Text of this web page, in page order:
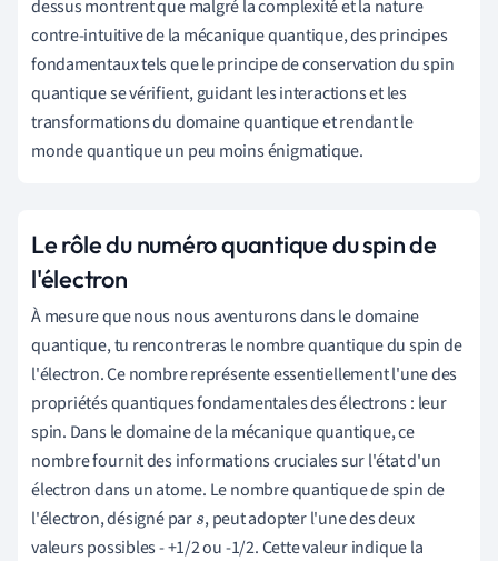
dessus montrent que malgré la complexité et la nature
contre-intuitive de la mécanique quantique, des principes
fondamentaux tels que le principe de conservation du spin
quantique se vérifient, guidant les interactions et les
transformations du domaine quantique et rendant le
monde quantique un peu moins énigmatique.
Le rôle du numéro quantique du spin de
l'électron
À mesure que nous nous aventurons dans le domaine
quantique, tu rencontreras le nombre quantique du spin de
l'électron. Ce nombre représente essentiellement l'une des
propriétés quantiques fondamentales des électrons : leur
spin. Dans le domaine de la mécanique quantique, ce
nombre fournit des informations cruciales sur l'état d'un
électron dans un atome. Le nombre quantique de spin de
l'électron, désigné pars, peut adopter l'une des deux
valeurs possibles - +1/2 ou -1/2. Cette valeur indique la